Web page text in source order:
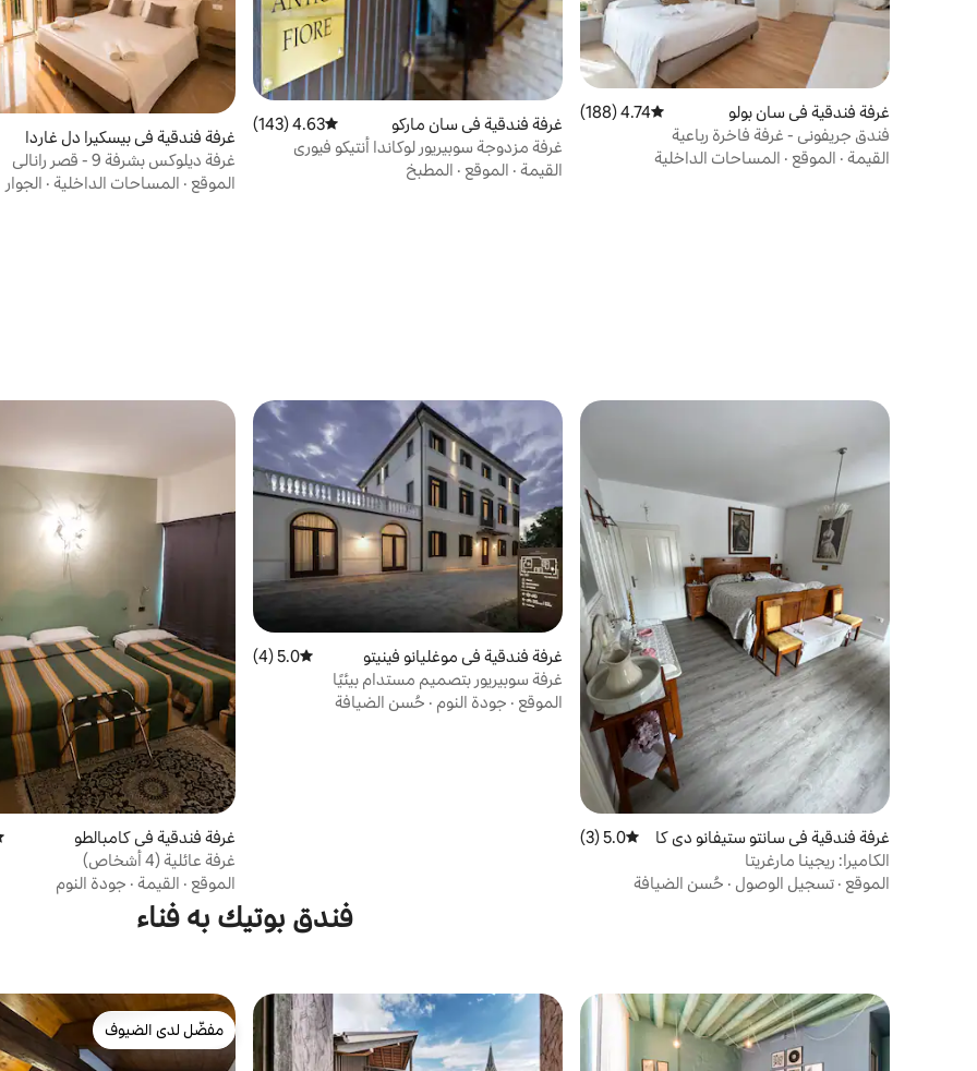
غرفة فندقية في سان بولو متوسط التقييم 4.74 من 5، 188 مراجعات
4.74 (188)
فندق جريفوني - غرفة فاخرة رباعية
القيمة · الموقع · المساحات الداخلية
غرفة فندقية في سان ماركو متوسط التقييم 4.63 من 5، 143 مراجعات
4.63 (143)
غرفة مزدوجة سوبيريور لوكاندا أنتيكو فيوري
القيمة · الموقع · المطبخ
غرفة فندقية في بيسكيرا دل غاردا
غرفة ديلوكس بشرفة 9 - قصر رانالي
الموقع · المساحات الداخلية · الجوار
غرفة فندقية في سانتو ستيفانو دي كا
دوري
متوسط التقييم 5.0 من 5، 3 مراجعات
5.0 (3)
الكاميرا: ريجينا مارغريتا
الموقع · تسجيل الوصول · حُسن الضيافة
غرفة فندقية في موغليانو فينيتو متوسط التقييم 5.0 من 5، 4 مراجعات
5.0 (4)
غرفة سوبيريور بتصميم مستدام بيئيًا
الموقع · جودة النوم · حُسن الضيافة
غرفة فندقية في كامبالطو
غرفة عائلية (4 أشخاص)
الموقع · القيمة · جودة النوم
فندق بوتيك به فناء
مفضّل لدى الضيوف
مفضّل لدى الضيوف